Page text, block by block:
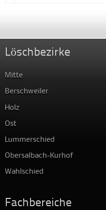
Löschbezirke
Mitte
Berschweiler
Holz
Ost
Lummerschied
Obersalbach-Kurhof
Wahlschied
Fachbereiche